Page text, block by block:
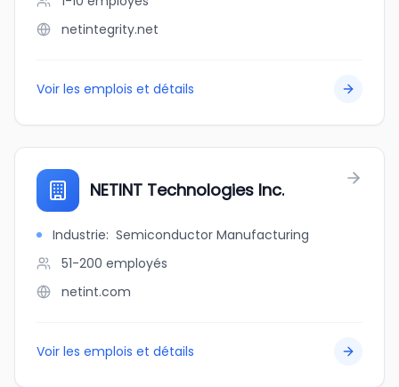
netintegrity.net
Voir les emplois et détails
NETINT Technologies Inc.
Industrie: Semiconductor Manufacturing
51-200 employés
netint.com
Voir les emplois et détails